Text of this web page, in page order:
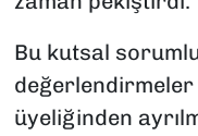
Bu kutsal
üyeliğinden